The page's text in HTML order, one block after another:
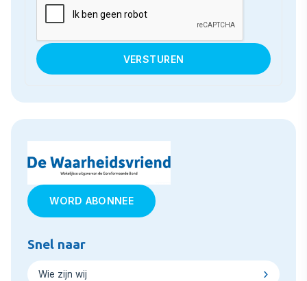
WORD ABONNEE
Snel naar
Wie zijn wij